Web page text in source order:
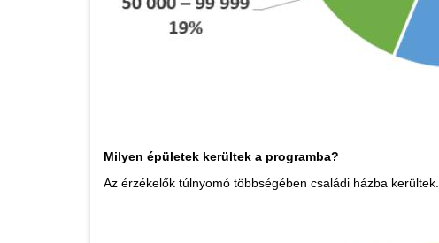
Milyen épületek kerültek a programba?
Az érzékelők túlnyomó többségében családi házba kerültek.